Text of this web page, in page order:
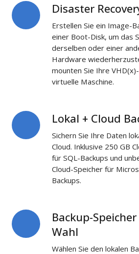
Disaster
Erstellen Sie ein Image-
einer Boot-Disk, um das
derselben oder einer
Hardware
mounten Sie Ihre
virtuelle Maschine.
Disaster
Recovery
Lokal + Cloud
Sichern Sie Ihre Daten
Cloud. Inklusive 250 GB
für SQL-Backups und
Cloud-Speicher für
Backups.
Lokal
+
Cloud
Backup-
Wahl
Wählen Sie den lokalen
Backup-
Speicher
Ihrer